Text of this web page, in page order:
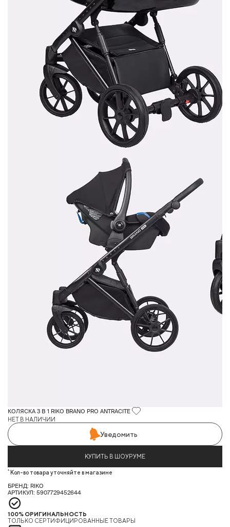
КОЛЯСКА 3 В 1 RIKO BRANO PRO ANTRACITE
НЕТ В НАЛИЧИИ
Уведомить
КУПИТЬ В ШОУРУМЕ
* Кол-во товара уточняйте в магазине
БРЕНД: RIKO
АРТИКУЛ: 5907729452644
100% ОРИГИНАЛЬНОСТЬ
ТОЛЬКО СЕРТИФИЦИРОВАННЫЕ ТОВАРЫ